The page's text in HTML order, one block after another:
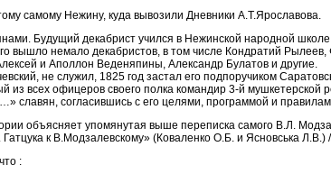
самому Нежину, куда вывозили Дневники А.Т.Ярославова.
Будущий декабрист учился в Нежинской народной
вышло немало декабристов, в том числе Кондратий
и Аполлон Веденяпины, Александр Булатов и другие.
не служил, 1825 год застал его подпоручиком
из всех офицеров своего полка командир 3-й мушкетерской
славян, согласившись с его целями, программой и
объясняет упомянутая выше переписка самого В.Л.
к В.Модзалевскому» (Коваленко О.Б. и Ясновська Л.В.)
: